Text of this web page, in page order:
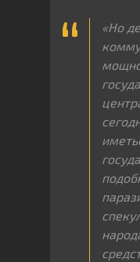
«Но